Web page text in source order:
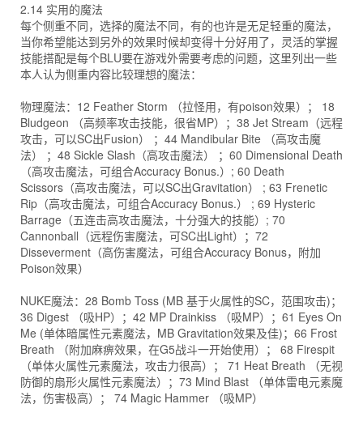
2.14 实用的魔法
每个侧重不同，选择的魔法不同，有的也许是无足轻重的魔法，
当你希望能达到另外的效果时候却变得十分好用了，灵活的掌握
技能搭配是每个BLU要在游戏外需要考虑的问题，这里列出一些
本人认为侧重内容比较理想的魔法：
物理魔法：12 Feather Storm （拉怪用，有poison效果）； 18
Bludgeon （高频率攻击技能，很省MP）；38 Jet Stream（远程
攻击，可以SC出Fusion） ；44 Mandibular Bite （高攻击魔
法） ；48 Sickle Slash（高攻击魔法） ；60 Dimensional Death
（高攻击魔法，可组合Accuracy Bonus.）; 60 Death
Scissors（高攻击魔法，可以SC出Gravitation） ; 63 Frenetic
Rip（高攻击魔法，可组合Accuracy Bonus.） ; 69 Hysteric
Barrage（五连击高攻击魔法，十分强大的技能）; 70
Cannonball（远程伤害魔法，可SC出Light）；72
Disseverment（高伤害魔法，可组合Accuracy Bonus，附加
Poison效果）
NUKE魔法：28 Bomb Toss (MB 基于火属性的SC，范围攻击)；
36 Digest （吸HP）；42 MP Drainkiss （吸MP）；61 Eyes On
Me (单体暗属性元素魔法，MB Gravitation效果及佳)；66 Frost
Breath （附加麻痹效果，在G5战斗一开始使用）； 68 Firespit
（单体火属性元素魔法，攻击力很高）； 71 Heat Breath （无视
防御的扇形火属性元素魔法）；73 Mind Blast （单体雷电元素魔
法，伤害极高）； 74 Magic Hammer （吸MP）